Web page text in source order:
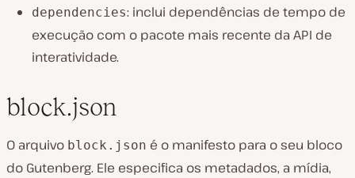
dependencies: inclui dependências de tempo de
execução com o pacote mais recente da API de
interatividade.
block.json
O arquivo block.json é o manifesto para o seu bloco
do Gutenberg. Ele especifica os metadados, a mídia,